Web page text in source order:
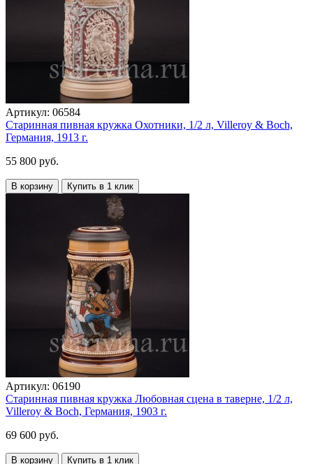
Артикул: 06584
Старинная пивная кружка Охотники, 1/2 л, Villeroy & Boch,
Германия, 1913 г.
55 800 руб.
В корзину Купить в 1 клик
Артикул: 06190
Старинная пивная кружка Любовная сцена в таверне, 1/2 л,
Villeroy & Boch, Германия, 1903 г.
69 600 руб.
В корзину Купить в 1 клик